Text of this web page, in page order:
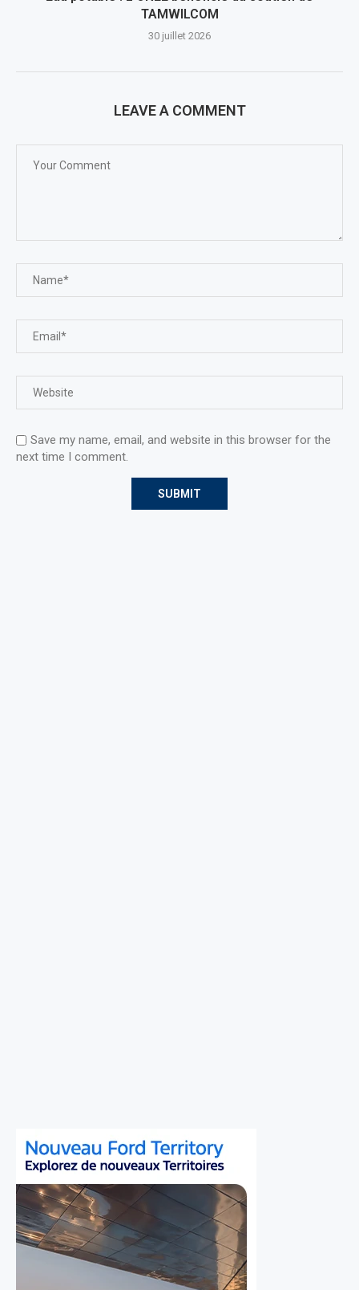
TAMWILCOM
30 juillet 2026
LEAVE A COMMENT
Save my name, email, and website in this browser for the
next time I comment.